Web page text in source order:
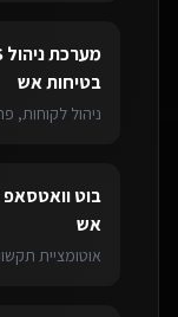
מערכת ניהול SaaS
בטיחות אש
ניהול לקוחות,
בוט וואטסאפ AI
אש
אוטומציית